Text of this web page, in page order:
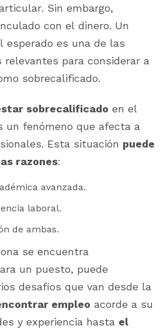
Sin embargo,
con el dinero. Un
esperado es una de las
relevantes para considerar a
sobrecalificado.
sobrecalificado en el
un fenómeno que afecta a
Esta situación puede
razones:
avanzada.
laboral.
de ambas.
se encuentra
un puesto, puede
desafíos que van desde la
empleo acorde a su
y experiencia hasta el